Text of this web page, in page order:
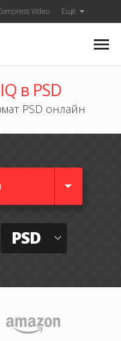
Video Ещё
в PSD
PSD онлайн
PSD